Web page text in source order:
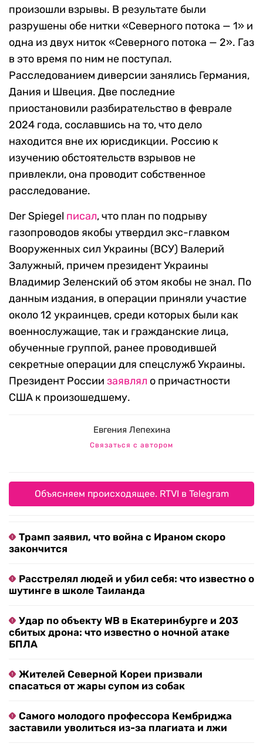
произошли взрывы. В результате были
разрушены обе нитки «Северного потока — 1» и
одна из двух ниток «Северного потока — 2». Газ
в это время по ним не поступал.
Расследованием диверсии занялись Германия,
Дания и Швеция. Две последние
приостановили разбирательство в феврале
2024 года, сославшись на то, что дело
находится вне их юрисдикции. Россию к
изучению обстоятельств взрывов не
привлекли, она проводит собственное
расследование.
Der Spiegel писал, что план по подрыву
газопроводов якобы утвердил экс-главком
Вооруженных сил Украины (ВСУ) Валерий
Залужный, причем президент Украины
Владимир Зеленский об этом якобы не знал. По
данным издания, в операции приняли участие
около 12 украинцев, среди которых были как
военнослужащие, так и гражданские лица,
обученные группой, ранее проводившей
секретные операции для спецслужб Украины.
Президент России заявлял о причастности
США к произошедшему.
Евгения Лепехина
Связаться с автором
Объясняем происходящее. RTVI в Telegram
Трамп заявил, что война с Ираном скоро
закончится
Расстрелял людей и убил себя: что известно о
шутинге в школе Таиланда
Удар по объекту WB в Екатеринбурге и 203
сбитых дрона: что известно о ночной атаке
БПЛА
Жителей Северной Кореи призвали
спасаться от жары супом из собак
Самого молодого профессора Кембриджа
заставили уволиться из-за плагиата и лжи